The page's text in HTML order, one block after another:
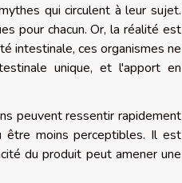
qui circulent à leur sujet.
pour chacun. Or, la réalité est
intestinale, ces organismes ne
unique, et l'apport en
peuvent ressentir rapidement
être moins perceptibles. Il est
du produit peut amener une